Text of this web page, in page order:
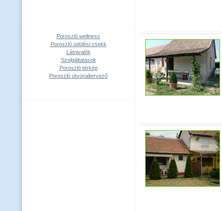
Poroszló wellness
Poroszló üdülési csekk
Látnivalók
Szolgáltatások
Poroszló térkép
Poroszló útvonaltervező